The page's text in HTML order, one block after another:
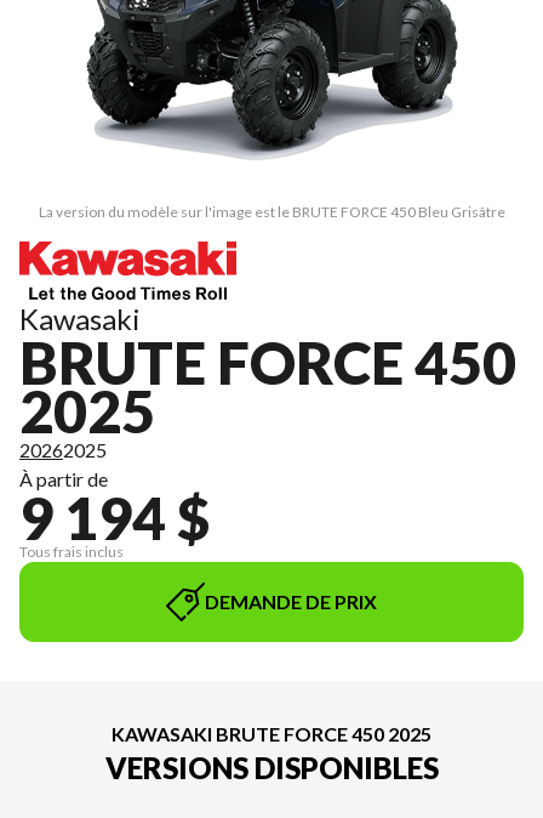
La version du modèle sur l'image est le BRUTE FORCE 450 Bleu Grisâtre
Kawasaki
BRUTE FORCE 450
2025
20262025
À partir de
9 194 $
Tous frais inclus
DEMANDE DE PRIX
KAWASAKI BRUTE FORCE 450 2025
VERSIONS DISPONIBLES